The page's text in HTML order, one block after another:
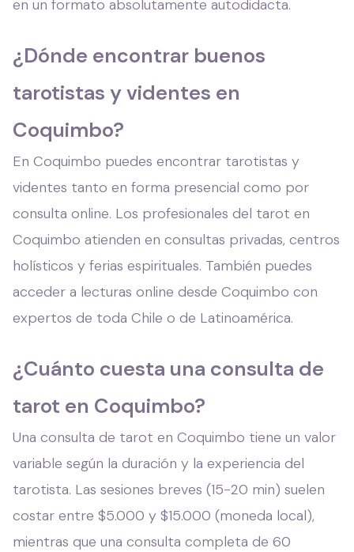
en un formato absolutamente autodidacta.
¿Dónde encontrar buenos
tarotistas y videntes en
Coquimbo?
En Coquimbo puedes encontrar tarotistas y
videntes tanto en forma presencial como por
consulta online. Los profesionales del tarot en
Coquimbo atienden en consultas privadas, centros
holísticos y ferias espirituales. También puedes
acceder a lecturas online desde Coquimbo con
expertos de toda Chile o de Latinoamérica.
¿Cuánto cuesta una consulta de
tarot en Coquimbo?
Una consulta de tarot en Coquimbo tiene un valor
variable según la duración y la experiencia del
tarotista. Las sesiones breves (15-20 min) suelen
costar entre $5.000 y $15.000 (moneda local),
mientras que una consulta completa de 60